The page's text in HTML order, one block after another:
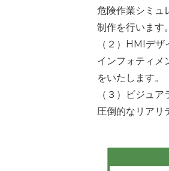
危険作業シミュ
制作を行います。
（２）HMIデザ
インフォティ
をいたします。
（３）ビジュ
圧倒的なリアリ